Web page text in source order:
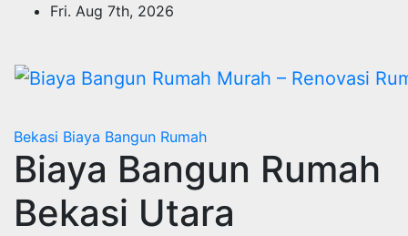
Fri. Aug 7th, 2026
Bekasi Biaya Bangun Rumah
Biaya Bangun Rumah
Bekasi Utara